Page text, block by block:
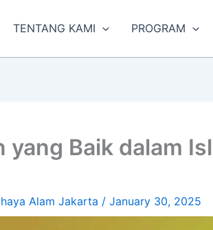
TENTANG KAMI PROGRAM
Baik dalam
Alam Jakarta / January 30, 2025